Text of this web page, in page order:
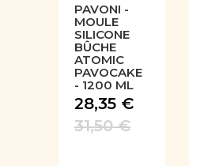
PAVONI -
MOULE
SILICONE
BÛCHE
ATOMIC
PAVOCAKE
- 1200 ML
28,35 €
31,50 €